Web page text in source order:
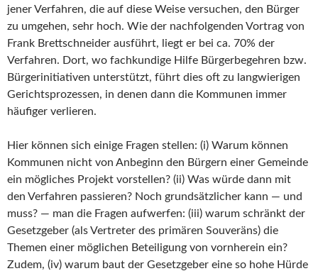
jener Verfahren, die auf diese Weise versuchen, den Bürger
zu umgehen, sehr hoch. Wie der nachfolgenden Vortrag von
Frank Brettschneider ausführt, liegt er bei ca. 70% der
Verfahren. Dort, wo fachkundige Hilfe Bürgerbegehren bzw.
Bürgerinitiativen unterstützt, führt dies oft zu langwierigen
Gerichtsprozessen, in denen dann die Kommunen immer
häufiger verlieren.
Hier können sich einige Fragen stellen: (i) Warum können
Kommunen nicht von Anbeginn den Bürgern einer Gemeinde
ein mögliches Projekt vorstellen? (ii) Was würde dann mit
den Verfahren passieren? Noch grundsätzlicher kann — und
muss? — man die Fragen aufwerfen: (iii) warum schränkt der
Gesetzgeber (als Vertreter des primären Souveräns) die
Themen einer möglichen Beteiligung von vornherein ein?
Zudem, (iv) warum baut der Gesetzgeber eine so hohe Hürde